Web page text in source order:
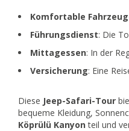
Komfortable
Führungsdienst: Die
Mittagessen: In der
Versicherung: Eine
Diese Jeep-Safari-Tour
bequeme Kleidung,
Köprülü Kanyonteil und